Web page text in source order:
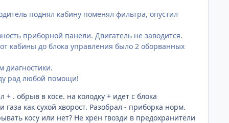
поднял кабину поменял фильтра, опустил
приборной панели. Двигатель не заводится.
кабины до блока управления было 2 оборванных
диагностики.
рад любой помощи!
. обрыв в косе. на колодку + идет с блока
как сухой хворост. Разобрал - приборка норм.
косу или нет? Не хрен гвозди в предохранители